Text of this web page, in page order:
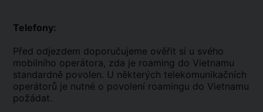
Telefony:
Před odjezdem doporučujeme ověřit si u svého
mobilního operátora, zda je roaming do Vietnamu
standardně povolen. U některých telekomunikačních
operátorů je nutné o povolení roamingu do Vietnamu
požádat.